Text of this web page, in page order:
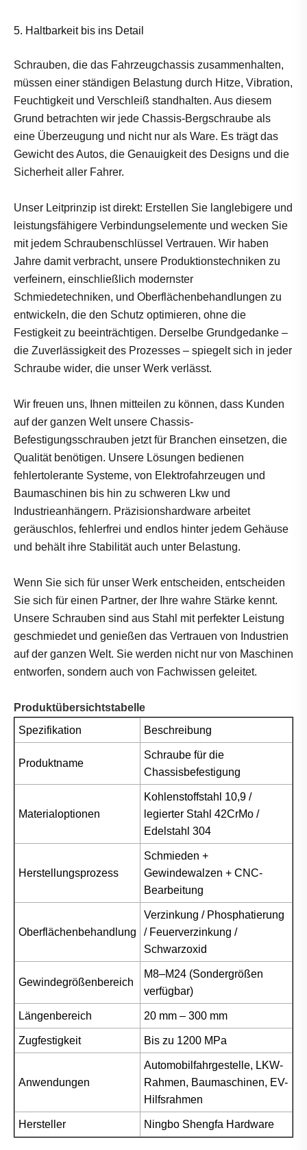
5. Haltbarkeit bis ins Detail
Schrauben, die das Fahrzeugchassis zusammenhalten,
müssen einer ständigen Belastung durch Hitze, Vibration,
Feuchtigkeit und Verschleiß standhalten. Aus diesem
Grund betrachten wir jede Chassis-Bergschraube als
eine Überzeugung und nicht nur als Ware. Es trägt das
Gewicht des Autos, die Genauigkeit des Designs und die
Sicherheit aller Fahrer.
Unser Leitprinzip ist direkt: Erstellen Sie langlebigere und
leistungsfähigere Verbindungselemente und wecken Sie
mit jedem Schraubenschlüssel Vertrauen. Wir haben
Jahre damit verbracht, unsere Produktionstechniken zu
verfeinern, einschließlich modernster
Schmiedetechniken, und Oberflächenbehandlungen zu
entwickeln, die den Schutz optimieren, ohne die
Festigkeit zu beeinträchtigen. Derselbe Grundgedanke –
die Zuverlässigkeit des Prozesses – spiegelt sich in jeder
Schraube wider, die unser Werk verlässt.
Wir freuen uns, Ihnen mitteilen zu können, dass Kunden
auf der ganzen Welt unsere Chassis-
Befestigungsschrauben jetzt für Branchen einsetzen, die
Qualität benötigen. Unsere Lösungen bedienen
fehlertolerante Systeme, von Elektrofahrzeugen und
Baumaschinen bis hin zu schweren Lkw und
Industrieanhängern. Präzisionshardware arbeitet
geräuschlos, fehlerfrei und endlos hinter jedem Gehäuse
und behält ihre Stabilität auch unter Belastung.
Wenn Sie sich für unser Werk entscheiden, entscheiden
Sie sich für einen Partner, der Ihre wahre Stärke kennt.
Unsere Schrauben sind aus Stahl mit perfekter Leistung
geschmiedet und genießen das Vertrauen von Industrien
auf der ganzen Welt. Sie werden nicht nur von Maschinen
entworfen, sondern auch von Fachwissen geleitet.
Produktübersichtstabelle
Spezifikation
Beschreibung
Produktname
Schraube für die
Chassisbefestigung
Materialoptionen
Kohlenstoffstahl 10,9 /
legierter Stahl 42CrMo /
Edelstahl 304
Herstellungsprozess
Schmieden +
Gewindewalzen + CNC-
Bearbeitung
Oberflächenbehandlung
Verzinkung / Phosphatierung
/ Feuerverzinkung /
Schwarzoxid
Gewindegrößenbereich
M8–M24 (Sondergrößen
verfügbar)
Längenbereich 20 mm – 300 mm
Zugfestigkeit Bis zu 1200 MPa
Anwendungen
Automobilfahrgestelle, LKW-
Rahmen, Baumaschinen, EV-
Hilfsrahmen
Hersteller Ningbo Shengfa Hardware